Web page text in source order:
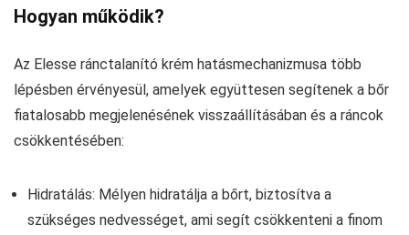
Hogyan működik?
Az Elesse ránctalanító krém hatásmechanizmusa több
lépésben érvényesül, amelyek együttesen segítenek a bőr
fiatalosabb megjelenésének visszaállításában és a ráncok
csökkentésében:
Hidratálás: Mélyen hidratálja a bőrt, biztosítva a
szükséges nedvességet, ami segít csökkenteni a finom